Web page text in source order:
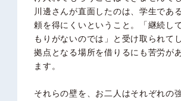
川邊さんが直面したのは、学生であ
頼を得にくいということ。「継続し
もりがないのでは」と受け取られて
拠点となる場所を借りるにも苦労が
ます。
それらの壁を、お二人はそれぞれの